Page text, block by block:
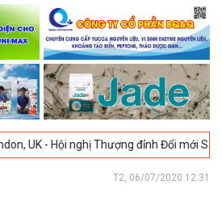
- Hội nghị Thượng đỉnh Đổi mới Sáng tạo
T2, 06/07/2020 12:31